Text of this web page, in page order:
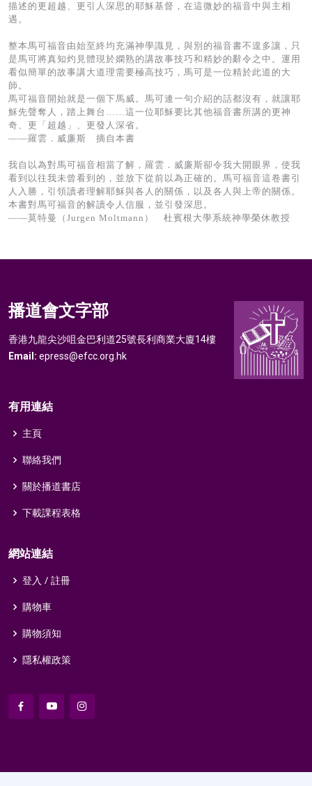
描述的更超越、更引人深思的耶穌基督，在這微妙的福音中與主相
遇。
整本馬可福音由始至終均充滿神學識見，與別的福音書不遑多讓，只
是馬可將真知灼見體現於嫻熟的講故事技巧和精妙的辭令之中。運用
看似簡單的故事講大道理需要極高技巧，馬可是一位精於此道的大
師。
馬可福音開始就是一個下馬威。馬可連一句介紹的話都沒有，就讓耶
穌先聲奪人，踏上舞台……這一位耶穌要比其他福音書所講的更神
奇、更「超越」、更發人深省。
——羅雲．威廉斯 摘自本書
我自以為對馬可福音相當了解，羅雲．威廉斯卻令我大開眼界，使我
看到以往我未曾看到的，並放下從前以為正確的。馬可福音這卷書引
人入勝，引領讀者理解耶穌與各人的關係，以及各人與上帝的關係。
本書對馬可福音的解讀令人信服，並引發深思。
——莫特曼（Jurgen Moltmann） 杜賓根大學系統神學榮休教授
播道會文字部
香港九龍尖沙咀金巴利道25號長利商業大廈14樓
Email: epress@efcc.org.hk
有用連結
主頁
聯絡我們
關於播道書店
下載課程表格
網站連結
登入 / 註冊
購物車
購物須知
隱私權政策